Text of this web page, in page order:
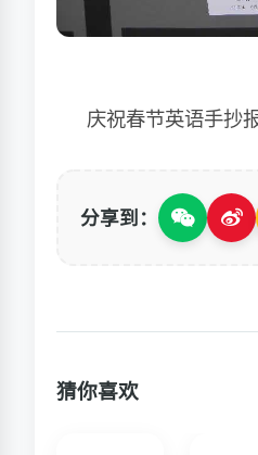
庆祝春节英语手抄
分享到：
猜你喜欢